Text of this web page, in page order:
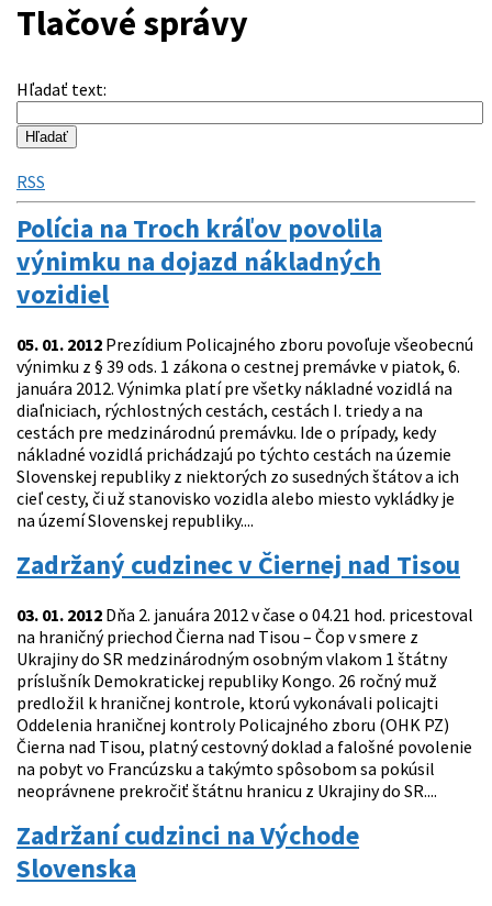
Tlačové správy
Hľadať text:
RSS
Polícia na Troch kráľov povolila
výnimku na dojazd nákladných
vozidiel
05. 01. 2012 Prezídium Policajného zboru povoľuje všeobecnú
výnimku z § 39 ods. 1 zákona o cestnej premávke v piatok, 6.
januára 2012. Výnimka platí pre všetky nákladné vozidlá na
diaľniciach, rýchlostných cestách, cestách I. triedy a na
cestách pre medzinárodnú premávku. Ide o prípady, kedy
nákladné vozidlá prichádzajú po týchto cestách na územie
Slovenskej republiky z niektorých zo susedných štátov a ich
cieľ cesty, či už stanovisko vozidla alebo miesto vykládky je
na území Slovenskej republiky....
Zadržaný cudzinec v Čiernej nad Tisou
03. 01. 2012 Dňa 2. januára 2012 v čase o 04.21 hod. pricestoval
na hraničný priechod Čierna nad Tisou – Čop v smere z
Ukrajiny do SR medzinárodným osobným vlakom 1 štátny
príslušník Demokratickej republiky Kongo. 26 ročný muž
predložil k hraničnej kontrole, ktorú vykonávali policajti
Oddelenia hraničnej kontroly Policajného zboru (OHK PZ)
Čierna nad Tisou, platný cestovný doklad a falošné povolenie
na pobyt vo Francúzsku a takýmto spôsobom sa pokúsil
neoprávnene prekročiť štátnu hranicu z Ukrajiny do SR....
Zadržaní cudzinci na Východe
Slovenska